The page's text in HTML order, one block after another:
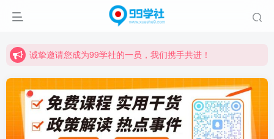
诚挚邀请您成为99学社的一员，我们携手共进！
诚挚邀请您成为99学社的一员，我们携手共进！
学习路上不孤独，99学社与你同行！分享全网优质VIP资源，炒股教程、创业教程、网络营销教程、自媒体短视频教程等，长期更新各大精品创业项目！